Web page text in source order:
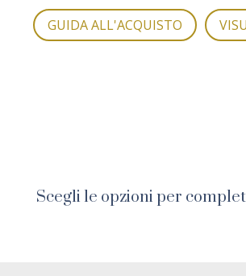
GUIDA ALL'ACQUISTO
Scegli le opzioni per